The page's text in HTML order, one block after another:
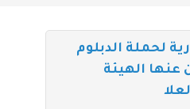
لحملة الدبلوم
عنها الهيئة